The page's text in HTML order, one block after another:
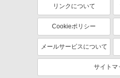
産休・育休取得実績あり
リンクについて
Cookieポリシー
メールサービスについて
サイトマ